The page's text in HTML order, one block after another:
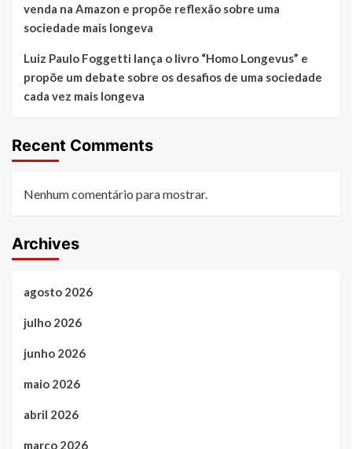
venda na Amazon e propõe reflexão sobre uma
sociedade mais longeva
Luiz Paulo Foggetti lança o livro “Homo Longevus” e
propõe um debate sobre os desafios de uma sociedade
cada vez mais longeva
Recent Comments
Nenhum comentário para mostrar.
Archives
agosto 2026
julho 2026
junho 2026
maio 2026
abril 2026
março 2026